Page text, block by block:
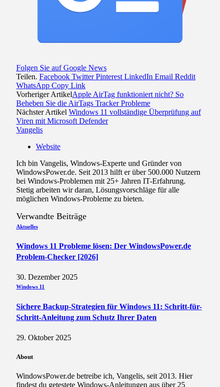
Folgen Sie auf Google News
Teilen. Facebook Twitter Pinterest LinkedIn Email Reddit
WhatsApp Copy Link
Vorheriger ArtikelApple AirTag funktioniert nicht? So
Beheben Sie die AirTags Tracker Probleme
Nächster Artikel Windows 11 vollständige Überprüfung auf
Viren mit Microsoft Defender
Vangelis
Website
Ich bin Vangelis, Windows-Experte und Gründer von
WindowsPower.de. Seit 2013 hilft er über 500.000 Nutzern
bei Windows-Problemen mit 25+ Jahren IT-Erfahrung.
Stetig arbeiten wir daran, Lösungsvorschläge für alle
möglichen Windows-Probleme zu bieten.
Verwandte Beiträge
Aktuelles
Windows 11 Probleme lösen: Der WindowsPower.de
Problem-Checker [2026]
30. Dezember 2025
Windows 11
Sichere Backup-Strategien für Windows 11: Schritt-für-
Schritt-Anleitung zum Schutz Ihrer Daten
29. Oktober 2025
About
WindowsPower.de betreibe ich, Vangelis, seit 2013. Hier
findest du getestete Windows-Anleitungen aus über 25